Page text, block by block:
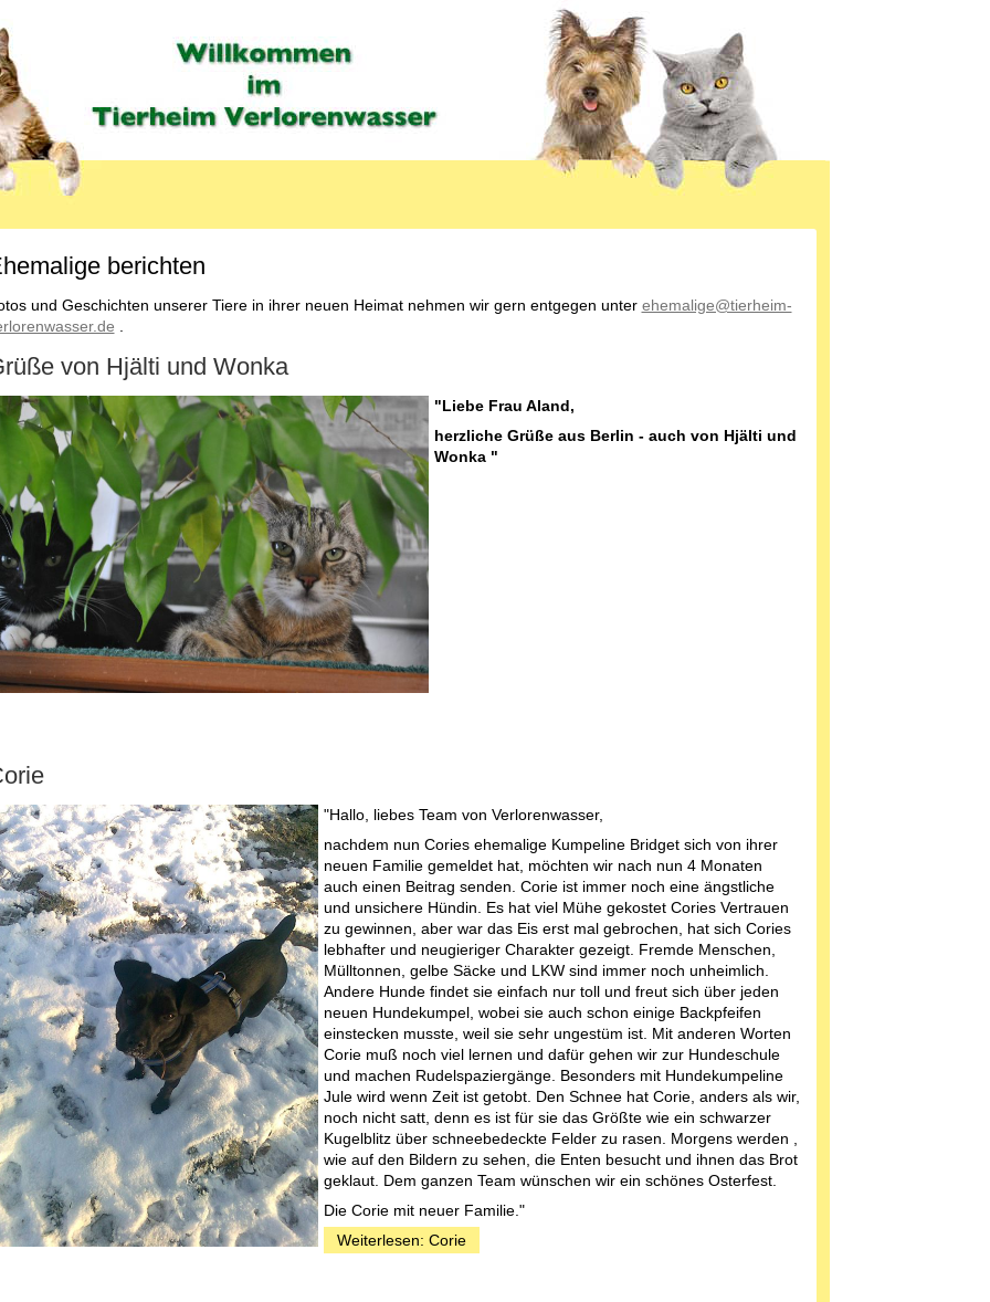
berichten
und Geschichten unserer Tiere in ihrer neuen Heimat nehmen wir gern entgegen unter ehemalige@tierheim-
von Hjälti und Wonka
"Liebe Frau Aland,
herzliche Grüße aus Berlin - auch von Hjälti und
Wonka "
"Hallo, liebes Team von Verlorenwasser,
nachdem nun Cories ehemalige Kumpeline Bridget sich von ihrer
neuen Familie gemeldet hat, möchten wir nach nun 4 Monaten
auch einen Beitrag senden. Corie ist immer noch eine ängstliche
und unsichere Hündin. Es hat viel Mühe gekostet Cories Vertrauen
zu gewinnen, aber war das Eis erst mal gebrochen, hat sich Cories
lebhafter und neugieriger Charakter gezeigt. Fremde Menschen,
Mülltonnen, gelbe Säcke und LKW sind immer noch unheimlich.
Andere Hunde findet sie einfach nur toll und freut sich über jeden
neuen Hundekumpel, wobei sie auch schon einige Backpfeifen
einstecken musste, weil sie sehr ungestüm ist. Mit anderen Worten
Corie muß noch viel lernen und dafür gehen wir zur Hundeschule
und machen Rudelspaziergänge. Besonders mit Hundekumpeline
Jule wird wenn Zeit ist getobt. Den Schnee hat Corie, anders als wir,
noch nicht satt, denn es ist für sie das Größte wie ein schwarzer
Kugelblitz über schneebedeckte Felder zu rasen. Morgens werden ,
wie auf den Bildern zu sehen, die Enten besucht und ihnen das Brot
geklaut. Dem ganzen Team wünschen wir ein schönes Osterfest.
Die Corie mit neuer Familie."
Weiterlesen: Corie